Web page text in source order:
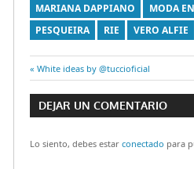
MARIANA DAPPIANO
MODA
PESQUEIRA
RIE VERO ALFIE
Navegación
de
entradas
Entrada
anterior:
White ideas by @tuccioficial
DEJAR UN COMENTARIO
Lo siento, debes estar conectado para